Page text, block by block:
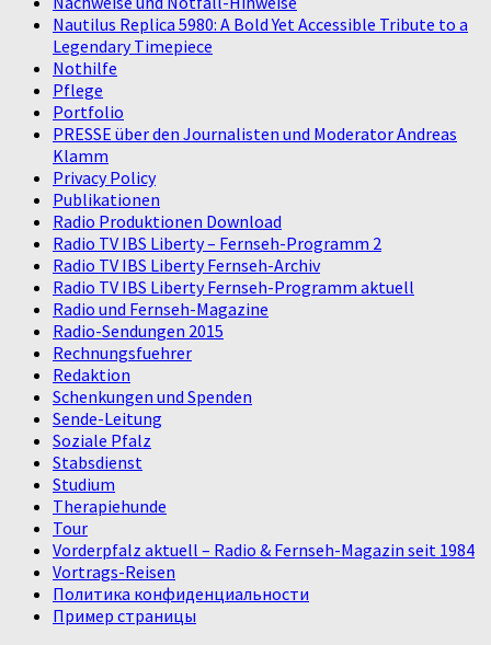
Nautilus Replica 5980: A Bold Yet Accessible Tribute to a
Legendary Timepiece
Nothilfe
Pflege
Portfolio
PRESSE über den Journalisten und Moderator Andreas
Klamm
Privacy Policy
Publikationen
Radio Produktionen Download
Radio TV IBS Liberty – Fernseh-Programm 2
Radio TV IBS Liberty Fernseh-Archiv
Radio TV IBS Liberty Fernseh-Programm aktuell
Radio und Fernseh-Magazine
Radio-Sendungen 2015
Rechnungsfuehrer
Redaktion
Schenkungen und Spenden
Sende-Leitung
Soziale Pfalz
Stabsdienst
Studium
Therapiehunde
Tour
Vorderpfalz aktuell – Radio & Fernseh-Magazin seit 1984
Vortrags-Reisen
Политика конфиденциальности
Пример страницы